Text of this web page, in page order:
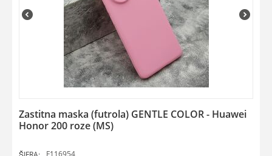
Zastitna maska (futrola) GENTLE COLOR - Huawei
Honor 200 roze (MS)
F116954